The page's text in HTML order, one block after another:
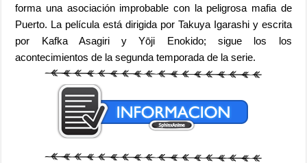
forma una asociación improbable con la peligrosa mafia de
Puerto. La película está dirigida por Takuya Igarashi y escrita
por Kafka Asagiri y Yōji Enokido; sigue los los
acontecimientos de la segunda temporada de la serie.